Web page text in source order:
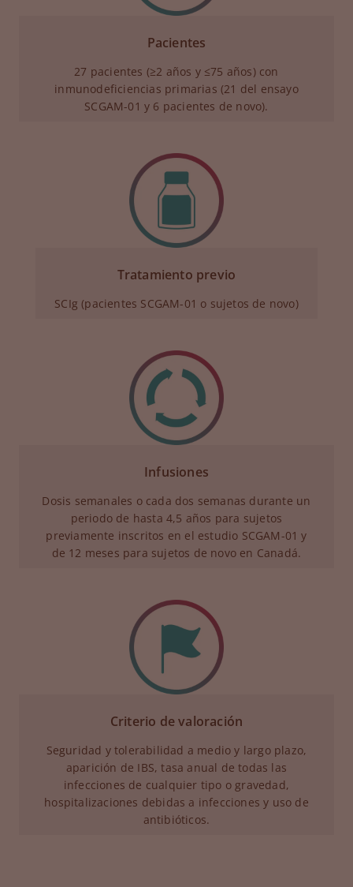
Pacientes
27 pacientes (≥2 años y ≤75 años) con
inmunodeficiencias primarias (21 del ensayo
SCGAM-01 y 6 pacientes de novo).
Tratamiento previo
SCIg (pacientes SCGAM-01 o sujetos de novo)
Infusiones
Dosis semanales o cada dos semanas durante un
periodo de hasta 4,5 años para sujetos
previamente inscritos en el estudio SCGAM-01 y
de 12 meses para sujetos de novo en Canadá.
Criterio de valoración
Seguridad y tolerabilidad a medio y largo plazo,
aparición de IBS, tasa anual de todas las
infecciones de cualquier tipo o gravedad,
hospitalizaciones debidas a infecciones y uso de
antibióticos.